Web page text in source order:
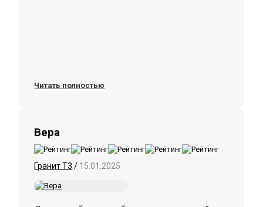
Читать полностью
Вера
Гранит Т3 / 15.01.2025